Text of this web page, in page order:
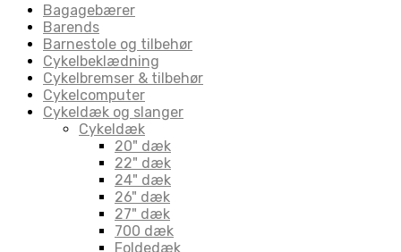
Bagagebærer
Barends
Barnestole og tilbehør
Cykelbeklædning
Cykelbremser & tilbehør
Cykelcomputer
Cykeldæk og slanger
Cykeldæk
20" dæk
22" dæk
24" dæk
26" dæk
27" dæk
700 dæk
Foldedæk